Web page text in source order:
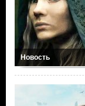
Новость